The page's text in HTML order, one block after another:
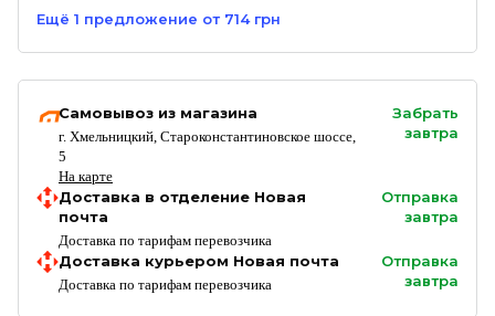
Ещё 1 предложение от 714 грн
Самовывоз из магазина
г. Хмельницкий, Староконстантиновское шоссе,
5
На карте
Забрать
завтра
Доставка в отделение Новая
почта
Доставка по тарифам перевозчика
Отправка
завтра
Доставка курьером Новая почта
Доставка по тарифам перевозчика
Отправка
завтра